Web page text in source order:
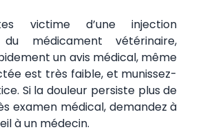
victime d’une injection
médicament vétérinaire,
un avis médical, même
est très faible, et munissez-
Si la douleur persiste plus de
examen médical, demandez à
à un médecin.